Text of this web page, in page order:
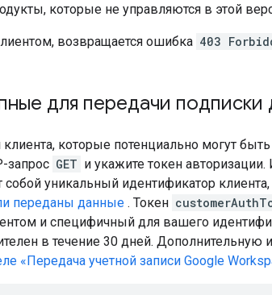
которые не управляются в этой
возвращается ошибка 403
для передачи подписки
клиента, которые потенциально могут
запрос GET и укажите токен
собой уникальный идентификатор
переданы данные . Токен
и специфичный для вашего
в течение 30 дней.
«Передача учетной записи Google